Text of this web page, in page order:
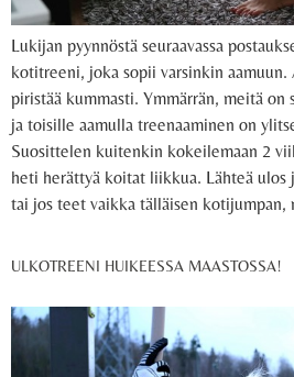
Lukijan pyynnöstä seuraavassa
kotitreeni, joka sopii varsinkin aamuun.
piristää kummasti. Ymmärrän, meitä on
ja toisille aamulla treenaaminen on
Suosittelen kuitenkin kokeilemaan 2
heti herättyä koitat liikkua. Lähteä ulos
tai jos teet vaikka tälläisen
ULKOTREENI HUIKEESSA MAASTOSSA!